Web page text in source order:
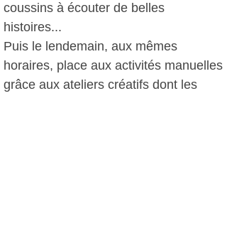
coussins à écouter de belles
histoires...
Puis le lendemain, aux mêmes
horaires, place aux activités manuelles
grâce aux ateliers créatifs dont les